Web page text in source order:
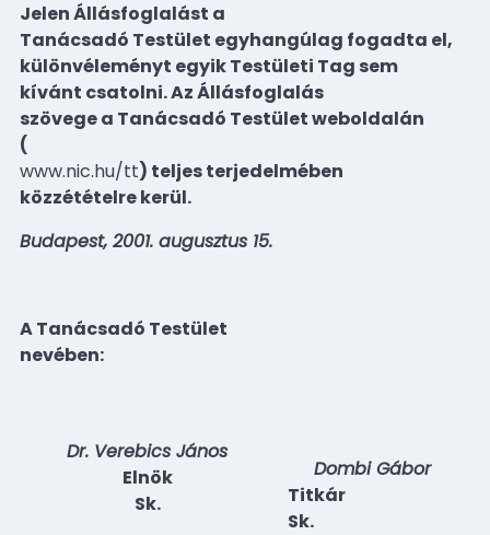
Jelen Állásfoglalást a
Tanácsadó Testület egyhangúlag fogadta el,
különvéleményt egyik Testületi Tag sem
kívánt csatolni. Az Állásfoglalás
szövege a Tanácsadó Testület weboldalán
(
www.nic.hu/tt) teljes terjedelmében
közzétételre kerül.
Budapest, 2001. augusztus 15.
A Tanácsadó Testület
nevében:
Dr. Verebics János
Elnök
Sk.
Dombi Gábor
Titkár
Sk.